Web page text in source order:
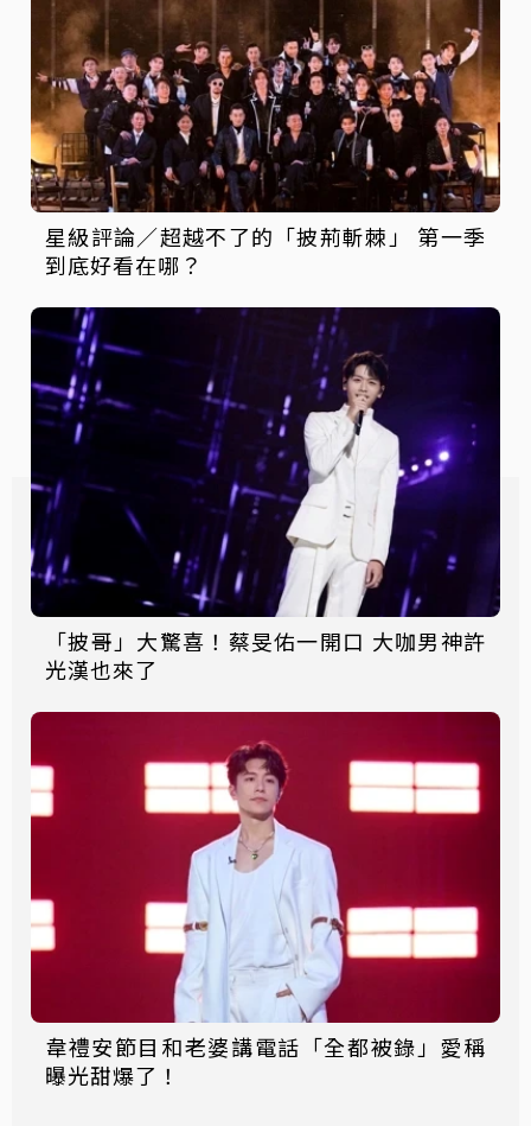
星級評論／超越不了的「披荊斬棘」 第一季
到底好看在哪？
「披哥」大驚喜！蔡旻佑一開口 大咖男神許
光漢也來了
韋禮安節目和老婆講電話「全都被錄」愛稱
曝光甜爆了！